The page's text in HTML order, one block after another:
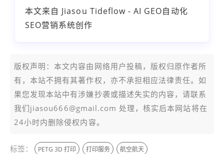
本文来自 Jiasou Tideflow - AI GEO自动化
SEO营销系统创作
版权声明：本文内容由网络用户投稿，版权归原作者所
有，本站不拥有其著作权，亦不承担相应法律责任。如
果您发现本站中有涉嫌抄袭或描述失实的内容，请联系
我们jiasou666@gmail.com 处理，核实后本网站将在
24小时内删除侵权内容。
标签： PETG 3D 打印 打印服务 航空航天